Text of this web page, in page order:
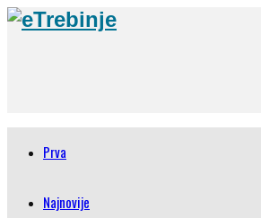
Prva
Najnovije